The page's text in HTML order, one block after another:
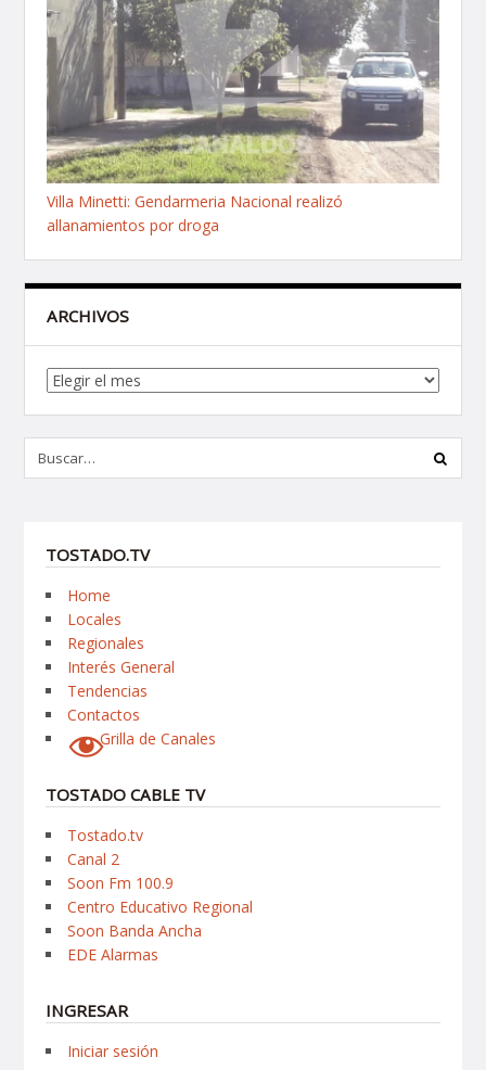
Villa Minetti: Gendarmeria Nacional realizó
allanamientos por droga
ARCHIVOS
Archivos
TOSTADO.TV
Home
Locales
Regionales
Interés General
Tendencias
Contactos
Grilla de Canales
TOSTADO CABLE TV
Tostado.tv
Canal 2
Soon Fm 100.9
Centro Educativo Regional
Soon Banda Ancha
EDE Alarmas
INGRESAR
Iniciar sesión